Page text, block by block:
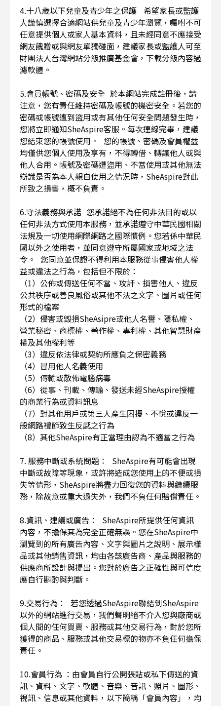
4.十八歲以下兒童及青少年之保護 希望家長或監護
人謹慎選擇合適網站供兒童及青少年瀏覽，囑咐不可
任意提供個人或家人基本資料，且未經同意不應接受
網友餽贈或與網友單獨碰面，建議家長或監護人可至
財團法人台灣網站分級推廣基金會，下載分級內容過
濾軟體。
5.會員帳號、密碼及安全 於本網站完成註冊後，請
注意，您有責任維持密碼及帳號的機密安全。若您的
密碼或帳號遭到盜用或有其他任何安全問題發生時，
您將立即通知SheAspire客服。每次連線完畢，建議
您結束您的帳號使用。 您的帳號、密碼及會員權益
均僅供您個人使用及享有，不得轉借、轉讓他人或與
他人合用。帳號及密碼遭盜用、不當使用或其他無法
辯識是否為本人親自使用之情況時，SheAspire對此
所致之損害，概不負責。
6.守法義務與承諾 您承諾絕不為任何非法目的或以
任何非法方式使用本服務，並承諾遵守中華民國相關
法規及一切使用網際網路之國際慣例。您若係中華民
國以外之使用者，並同意遵守所屬國家或地域之法
令。 您同意並保證不得利用本服務從事侵害他人權
益或違法之行為，包括但不限於：
（1）公佈或傳送任何不當、攻訐、損害他人、違反
公共秩序或善良風俗或其他不法之文字、圖片或任何
形式的檔案
（2）侵害或毀損SheAsipre或他人名譽、隱私權、
營業秘密、商標權、著作權、專利權、其他智慧財產
權及其他權利等
（3）違反依法律或契約所應負之保密義務
（4）冒用他人名義使用
（5）傳輸或散佈電腦病毒
（6）從事、刊載、傳輸、發送未經SheAspire授權
的商業行為或資料訊息
（7）對其他用戶或第三人產生困擾、不悅或違反一
般網路禮節致生反感之行為
（8）其他SheAspire有正當理由認為不適當之行為
7. 服務中斷或系統問題： SheAspire有可能會出現
中斷或故障等現象，或許將造成您使用上的不便或損
失等情形，SheAspire將盡力回復您的資料與繼續服
務，除故意或重大過失外，我們不負任何賠償責任。
8.資訊、建議或廣告： SheAspire所提供任何資訊
內容，不擔保其為完全正確無誤。您在SheAspire中
瀏覽到的所有廣告內容、文字與圖片之說明、展示樣
品或其他銷售資訊，均由各該廣告商、產品與服務的
供應商所設計與提出。您對於廣告之正確性與可信度
應自行斟酌與判斷。
9.交易行為： 若您透過SheAspire聯結到SheAspire
以外的網站進行交易，我們聲明絕不介入您與廠商或
個人間的任何買賣、服務或其他交易行為，對於您所
獲得的商品、服務或其他交易標的物亦不負任何擔保
責任。
10.會員行為 ：由會員自行公開張貼或私下傳送的資
訊、資料、文字、軟體、音樂、音訊、照片、圖形、
視訊、信息或其他資料，以下簡稱「會員內容」，均